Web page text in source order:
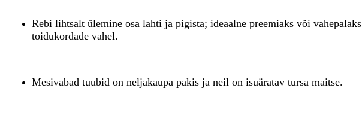
Rebi lihtsalt ülemine osa lahti ja pigista; ideaalne preemiaks või vahepalaks
toidukordade vahel.
Mesivabad tuubid on neljakaupa pakis ja neil on isuäratav tursa maitse.